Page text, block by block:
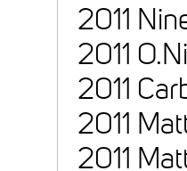
2011
2011
2011
2011
2011